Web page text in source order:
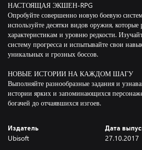
НАСТОЯЩАЯ ЭКШЕН-RPG
Опробуйте совершенно новую боевую
используйте десятки видов оружия, которые
характеристикам и уровню редкости.
систему прогресса и испытывайте свои
уникальных и грозных боссов.
НОВЫЕ ИСТОРИИ НА КАЖДОМ ШАГУ
Выполняйте разнообразные задания и
истории ярких и запоминающихся
богачей до отчаявшихся изгоев.
Издатель
Ubisoft
Дата
27.10.2017